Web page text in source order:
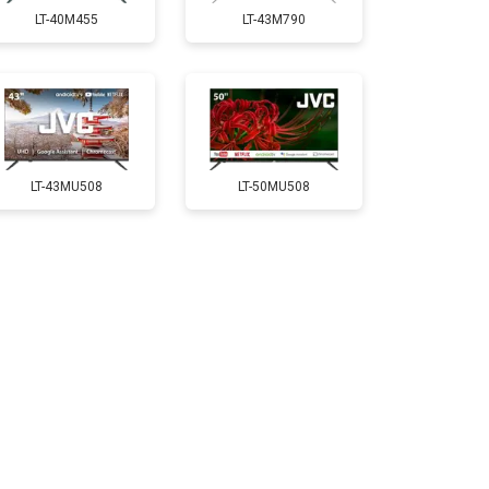
5200 ₽ Заказать
3100 ₽ Заказать
3700 ₽ Заказать
LT-40M455 LT-43M790
LT-43MU508 LT-50MU508